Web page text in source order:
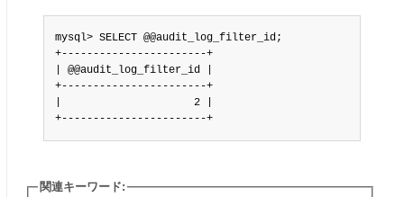
mysql> SELECT @@audit_log_filter_id;
+-----------------------+
| @@audit_log_filter_id |
+-----------------------+
|                     2 |
+-----------------------+
関連キーワード: